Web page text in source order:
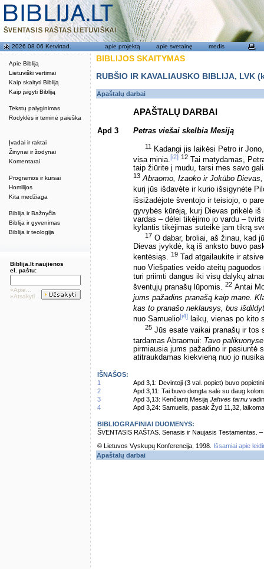
Apie Bibliją
Lietuviški vertimai
Kaip skaityti Bibliją
Kaip įsigyti Bibliją
Tekstų palyginimas
Rodyklės ir teminė paieška
Įvadai ir raktai
Žinynai ir žodynai
Komentarai
Programos ir kursai
Homilijos
Kita medžiaga
Biblija ir Bažnyčia
Biblija ir gyvenimas
Biblija ir teologija
2026 08 06 Ketvirtad. apie projektą apie svetainę medis
Biblija.lt naujienos
el. paštu:
»Apie...
»Atsakyti
BIBLIJOS SKAITYMAS
RUBŠIO IR KAVALIAUSKO BIBLIJA,
Apaštalų darbai
APAŠTALŲ DARBAI
Apd 3 Petras viešai skelbia Mesiją
11
Kadangi jis laikėsi Petro ir
visa minia.[i2] 12 Tai matydamas,
taip žiūrite į mudu, tarsi mes savo
13 Abraomo, Izaoko ir Jokūbo
kurį jūs išdavėte ir kurio išsigynėte
išsižadėjote šventojo ir teisiojo, o
gyvybės kūrėją, kurį Dievas prikėlė
vardas – dėlei tikėjimo jo vardu –
kylantis tikėjimas suteikė jam tikrą
17 O dabar, broliai, aš žinau, kad
Dievas įvykdė, ką iš anksto buvo
kentėsiąs. 19 Tad atgailaukite ir
nuo Viešpaties veido ateitų
turi priimti dangus iki visų dalykų
šventųjų pranašų lūpomis. 22 Antai
jums pažadins pranašą kaip mane.
kas to pranašo neklausys, bus
nuo Samuelio[i4] laikų, vienas po kito
25 Jūs esate vaikai pranašų ir tos
tardamas Abraomui: Tavo
pirmiausia jums pažadino ir pasiuntė
atitraukdamas kiekvieną nuo jo
IŠNAŠOS:
1
Apd 3,1: Devintoji (3 val. popiet) buvo
2
Apd 3,11: Tai buvo dengta salė su daug
3
Apd 3,13: Kenčiantį Mesiją Jahvės tarnu
4
Apd 3,24: Samuelis, pasak Žyd 11,32,
BIBLIOGRAFINIAI DUOMENYS:
ŠVENTASIS RAŠTAS. Senasis ir Naujasis Testamentas.
© Lietuvos Vyskupų Konferencija, 1998.
Išsamiai apie
Apaštalų darbai